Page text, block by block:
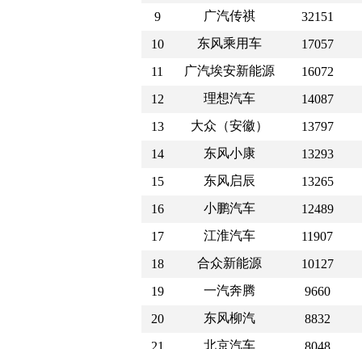
9
广汽传祺
32151
10
东风乘用车
17057
11
广汽埃安新能源
16072
12
理想汽车
14087
13
大众（安徽）
13797
14
东风小康
13293
15
东风启辰
13265
16
小鹏汽车
12489
17
江淮汽车
11907
18
合众新能源
10127
19
一汽奔腾
9660
20
东风柳汽
8832
21
北京汽车 8048